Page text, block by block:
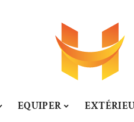
EQUIPER